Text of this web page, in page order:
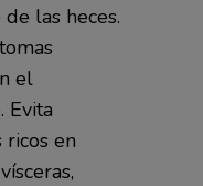
las heces.
el
Evita
en